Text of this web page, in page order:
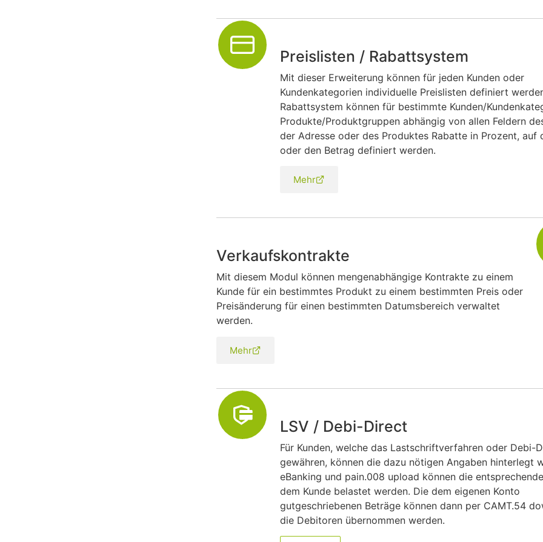
Preislisten / Rabattsystem
Mit dieser Erweiterung können für jeden Kunden oder
Kundenkategorien individuelle Preislisten definiert
Rabattsystem können für bestimmte Kunden/
Produkte/Produktgruppen abhängig von allen Feldern
der Adresse oder des Produktes Rabatte in Prozent, auf
oder den Betrag definiert werden.
Mehr
Verkaufskontrakte
Mit diesem Modul können mengenabhängige Kontrakte zu einem
Kunde für ein bestimmtes Produkt zu einem bestimmten Preis oder
Preisänderung für einen bestimmten Datumsbereich verwaltet
werden.
Mehr
LSV / Debi-Direct
Für Kunden, welche das Lastschriftverfahren oder Debi-
gewähren, können die dazu nötigen Angaben hinterlegt
eBanking und pain.008 upload können die
dem Kunde belastet werden. Die dem eigenen Konto
gutgeschriebenen Beträge können dann per CAMT.54
die Debitoren übernommen werden.